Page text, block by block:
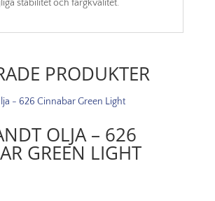
stabilitet och färgkvalitet.
PRODUKTER
OLJA – 626
GREEN LIGHT